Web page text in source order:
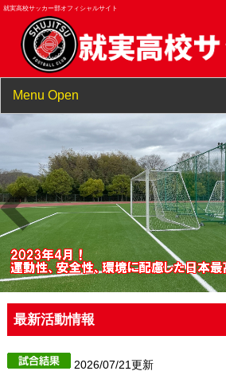
就実高校サッカー部オフィシャルサイト
Menu Open
TOP
ニュース
選手・スタッフ紹介
最新活動情報
2026/07/21更新